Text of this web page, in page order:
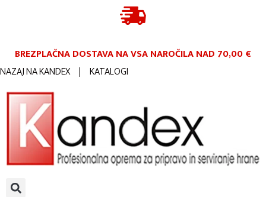
BREZPLAČNA DOSTAVA NA VSA NAROČILANAD 70,00 €
NAZAJ NA KANDEX | KATALOGI